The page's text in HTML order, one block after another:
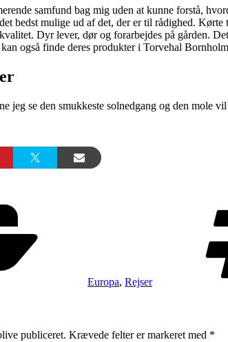
samfund bag mig uden at kunne forstå,
bedst mulige ud af det, der er til rådighed.
Dyr lever, dør og forarbejdes på gården.
også finde deres produkter i Torvehal
jeg se den smukkeste solnedgang og den mole
Europa, Rejser
publiceret. Krævede felter er markeret med *